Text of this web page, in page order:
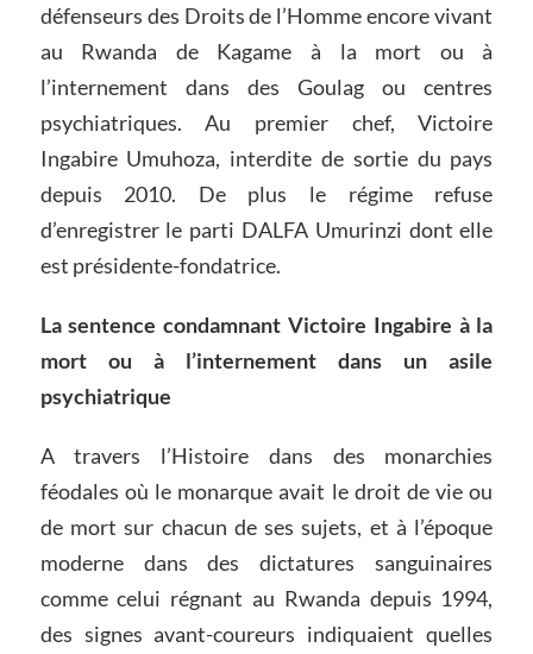
défenseurs des Droits de l’Homme encore vivant
au Rwanda de Kagame à la mort ou à
l’internement dans des Goulag ou centres
psychiatriques. Au premier chef, Victoire
Ingabire Umuhoza, interdite de sortie du pays
depuis 2010. De plus le régime refuse
d’enregistrer le parti DALFA Umurinzi dont elle
est présidente-fondatrice.
La sentence condamnant Victoire Ingabire à la
mort ou à l’internement dans un asile
psychiatrique
A travers l’Histoire dans des monarchies
féodales où le monarque avait le droit de vie ou
de mort sur chacun de ses sujets, et à l’époque
moderne dans des dictatures sanguinaires
comme celui régnant au Rwanda depuis 1994,
des signes avant-coureurs indiquaient quelles